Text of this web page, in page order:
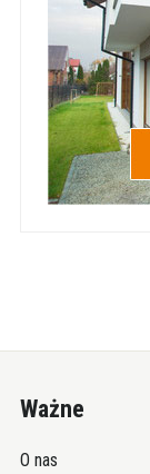
Ważne
O nas